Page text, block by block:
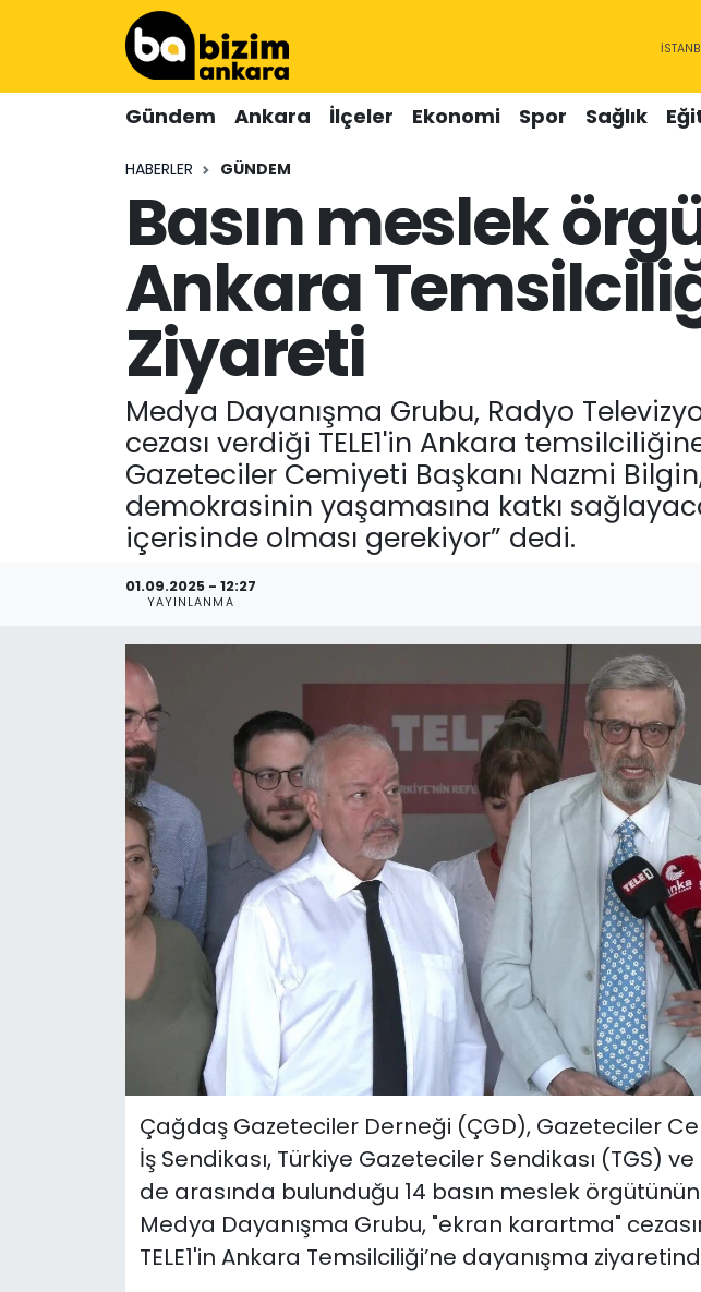
Gündem Ankara İlçeler Ekonomi Spor Sağlık
HABERLER GÜNDEM
Basın meslek
Ankara
Ziyareti
Medya Dayanışma Grubu, Radyo
cezası verdiği TELE1'in Ankara
Gazeteciler Cemiyeti Başkanı Nazmi
demokrasinin yaşamasına katkı
içerisinde olması gerekiyor” dedi.
01.09.2025 - 12:27
YAYINLANMA
Çağdaş Gazeteciler Derneği (ÇGD), Gazeteciler
İş Sendikası, Türkiye Gazeteciler Sendikası (TGS)
de arasında bulunduğu 14 basın meslek
Medya Dayanışma Grubu, "ekran karartma"
TELE1'in Ankara Temsilciliği’ne dayanışma
Hava Durumu
Süper Lig Puan Durumu ve Fikstür
Tüm Manşetler
Son Dakika Haberleri
Haber Arşivi